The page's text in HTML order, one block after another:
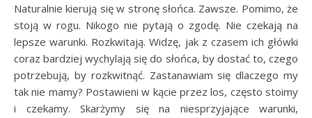
Naturalnie kierują się w stronę słońca. Zawsze. Pomimo, że
stoją w rogu. Nikogo nie pytają o zgodę. Nie czekają na
lepsze warunki. Rozkwitają. Widzę, jak z czasem ich główki
coraz bardziej wychylają się do słońca, by dostać to, czego
potrzebują, by rozkwitnąć. Zastanawiam się dlaczego my
tak nie mamy? Postawieni w kącie przez los, często stoimy
i czekamy. Skarżymy się na niesprzyjające warunki,